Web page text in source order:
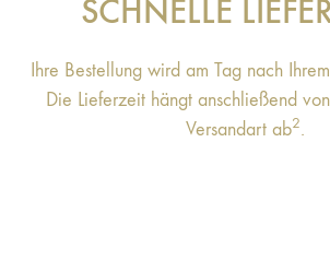
SCHNELLE
Ihre Bestellung wird am Tag nach
Die Lieferzeit hängt anschließend
Versandart ab2.